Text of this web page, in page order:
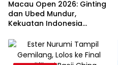
Macau Open 2026: Ginting
dan Ubed Mundur,
Kekuatan Indonesia